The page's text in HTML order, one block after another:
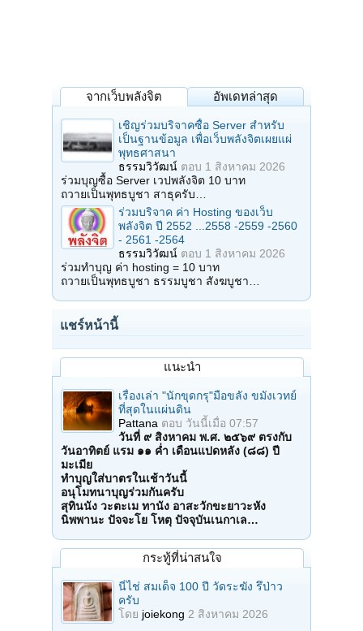
จากเว็บพลังจิต อัพเดทล่าสุด
เชิญร่วมบริจาคซื้อ Server สำหรับ
เป็นฐานข้อมูล เพื่อเว็บพลังจิตเผยแผ่
พุทธศาสนา
ธรรมวิวัฒน์ ตอบ 1 สิงหาคม 2026
ร่วมบุญซื้อ Server เวปพลังจิต 10 บาท
ถวายเป็นพุทธบูชา สาธุครับ…
ร่วมบริจาค ค่า Hosting ของเว็บ
พลังจิต ปี 2552 ...2558 -2559 -2560
- 2561 -2564
ธรรมวิวัฒน์ ตอบ 1 สิงหาคม 2026
ร่วมทำบุญ ค่า hosting = 10 บาท
ถวายเป็นพุทธบูชา ธรรมบูชา สังฆบูชา…
แชร์หน้านี้
แนะนำ
เรื่องเล่า "นักขุดกรุ"มือขลัง ขมังเวทย์
ที่สุดในแผ่นดิน
Pattana ตอบ วันนี้เมื่อ 07:57
วันที่ ๙ สิงหาคม พ.ศ. ๒๕๖๙ ตรงกับ
วันอาทิตย์ แรม ๑๑ ค่ำ เดือนแปดหลัง (๘๘) ปี
มะเมีย
ทำบุญใส่บาตรในเช้าวันนี้
อนุโมทนาบุญร่วมกันครับ
สุทินนัง วะตะเม ทานัง อาสะวักขะยาวะหัง
นิพพานะ ปัจจะโย โหตุ ปัจจุบันเนกาเล…
กระทู้ที่น่าสนใจ
นี่ไช่ สมเด็จ 100 ปี วัดระฆัง รึป่าว
ครับ
โดย joiekong 2 สิงหาคม 2026